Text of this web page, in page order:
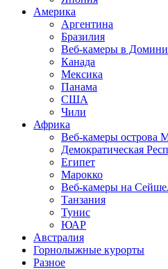
Америка
Аргентина
Бразилия
Веб-камеры в
Канада
Мексика
Панама
США
Чили
Африка
Веб-камеры острова
Демократическая
Египет
Марокко
Веб-камеры на
Танзания
Тунис
ЮАР
Австралия
Горнолыжные курорты
Разное